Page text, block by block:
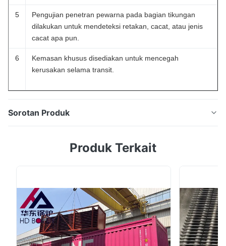
5
Pengujian penetran pewarna pada bagian tikungan
dilakukan untuk mendeteksi retakan, cacat, atau jenis
cacat apa pun.
6
Kemasan khusus disediakan untuk mencegah
kerusakan selama transit.
Sorotan Produk
Pembangkit Listrik, Boiler Perkenalan produk
buangan dari asap knalpot, yaitu air umpan panas
permukaan ke air jenuh di bawah pengukuran steam
drum. Dapat ...
Produk Terkait